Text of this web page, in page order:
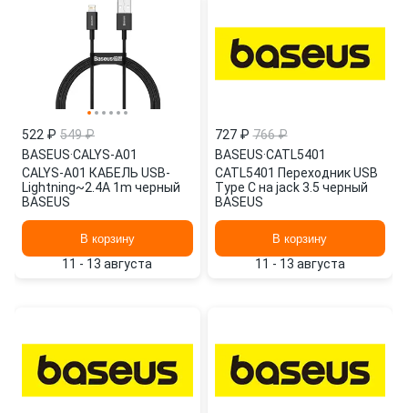
522 ₽ 549 ₽
BASEUS·CALYS-A01
CALYS-A01 КАБЕЛЬ USB-
Lightning~2.4A 1m черный
BASEUS
В корзину
11 - 13 августа
727 ₽ 766 ₽
BASEUS·CATL5401
CATL5401 Переходник USB
Type C на jack 3.5 черный
BASEUS
В корзину
11 - 13 августа